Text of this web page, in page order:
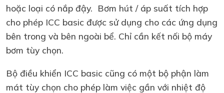
hoặc loại có nắp đậy. Bơm hút / áp suất tích hợp
cho phép ICC basic được sử dụng cho các ứng dụng
bên trong và bên ngoài bể. Chỉ cần kết nối bộ máy
bơm tùy chọn.
Bộ điều khiển ICC basic cũng có một bộ phận làm
mát tùy chọn cho phép làm việc gần với nhiệt độ